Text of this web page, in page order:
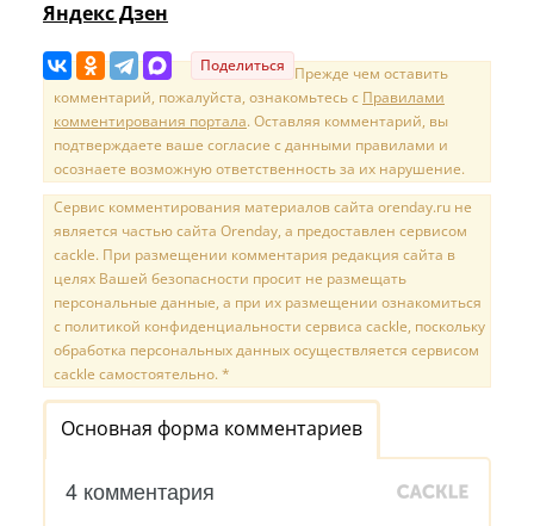
Яндекс Дзен
Поделиться Прежде чем оставить
комментарий, пожалуйста, ознакомьтесь с Правилами
комментирования портала. Оставляя комментарий, вы
подтверждаете ваше согласие с данными правилами и
осознаете возможную ответственность за их нарушение.
Сервис комментирования материалов сайта orenday.ru не
является частью сайта Orenday, а предоставлен сервисом
cackle. При размещении комментария редакция сайта в
целях Вашей безопасности просит не размещать
персональные данные, а при их размещении ознакомиться
с политикой конфиденциальности сервиса cackle, поскольку
обработка персональных данных осуществляется сервисом
cackle самостоятельно. *
Основная форма комментариев
4 комментария